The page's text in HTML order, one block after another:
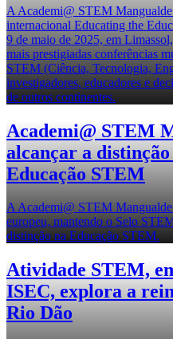
A Academi@ STEM
internacional Educating the
9 de maio de 2025, em
mais prestigiadas conferências
STEM (Ciência, Tecnologia,
investigadores, educadores e
de outros continentes.
Academi@ STEM
alcançar a
Educação STEM
A Academi@ STEM
europeu, mantendo o Selo
distinção na Educação STEM.
Atividade STEM,
ISEC, explora a
Rio Dão